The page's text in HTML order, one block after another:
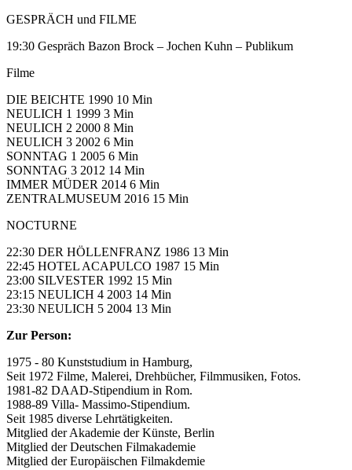
GESPRÄCH und FILME
19:30 Gespräch Bazon Brock – Jochen Kuhn – Publikum
Filme
DIE BEICHTE 1990 10 Min
NEULICH 1 1999 3 Min
NEULICH 2 2000 8 Min
NEULICH 3 2002 6 Min
SONNTAG 1 2005 6 Min
SONNTAG 3 2012 14 Min
IMMER MÜDER 2014 6 Min
ZENTRALMUSEUM 2016 15 Min
NOCTURNE
22:30 DER HÖLLENFRANZ 1986 13 Min
22:45 HOTEL ACAPULCO 1987 15 Min
23:00 SILVESTER 1992 15 Min
23:15 NEULICH 4 2003 14 Min
23:30 NEULICH 5 2004 13 Min
Zur Person:
1975 - 80 Kunststudium in Hamburg,
Seit 1972 Filme, Malerei, Drehbücher, Filmmusiken, Fotos.
1981-82 DAAD-Stipendium in Rom.
1988-89 Villa- Massimo-Stipendium.
Seit 1985 diverse Lehrtätigkeiten.
Mitglied der Akademie der Künste, Berlin
Mitglied der Deutschen Filmakademie
Mitglied der Europäischen Filmakdemie